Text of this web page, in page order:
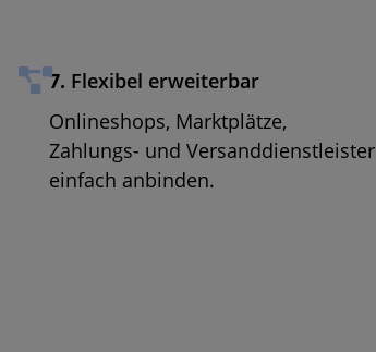
7. Flexibel erweiterbar
Onlineshops, Marktplätze,
Zahlungs- und Versanddienstleister
einfach anbinden.